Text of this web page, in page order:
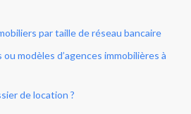
par taille de réseau bancaire
modèles d’agences immobilières à
de location ?